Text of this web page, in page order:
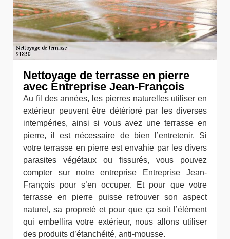
Nettoyage de terrasse en pierre
avec Entreprise Jean-François
Au fil des années, les pierres naturelles utiliser en
extérieur peuvent être détérioré par les diverses
intempéries, ainsi si vous avez une terrasse en
pierre, il est nécessaire de bien l’entretenir. Si
votre terrasse en pierre est envahie par les divers
parasites végétaux ou fissurés, vous pouvez
compter sur notre entreprise Entreprise Jean-
François pour s’en occuper. Et pour que votre
terrasse en pierre puisse retrouver son aspect
naturel, sa propreté et pour que ça soit l’élément
qui embellira votre extérieur, nous allons utiliser
des produits d’étanchéité, anti-mousse.